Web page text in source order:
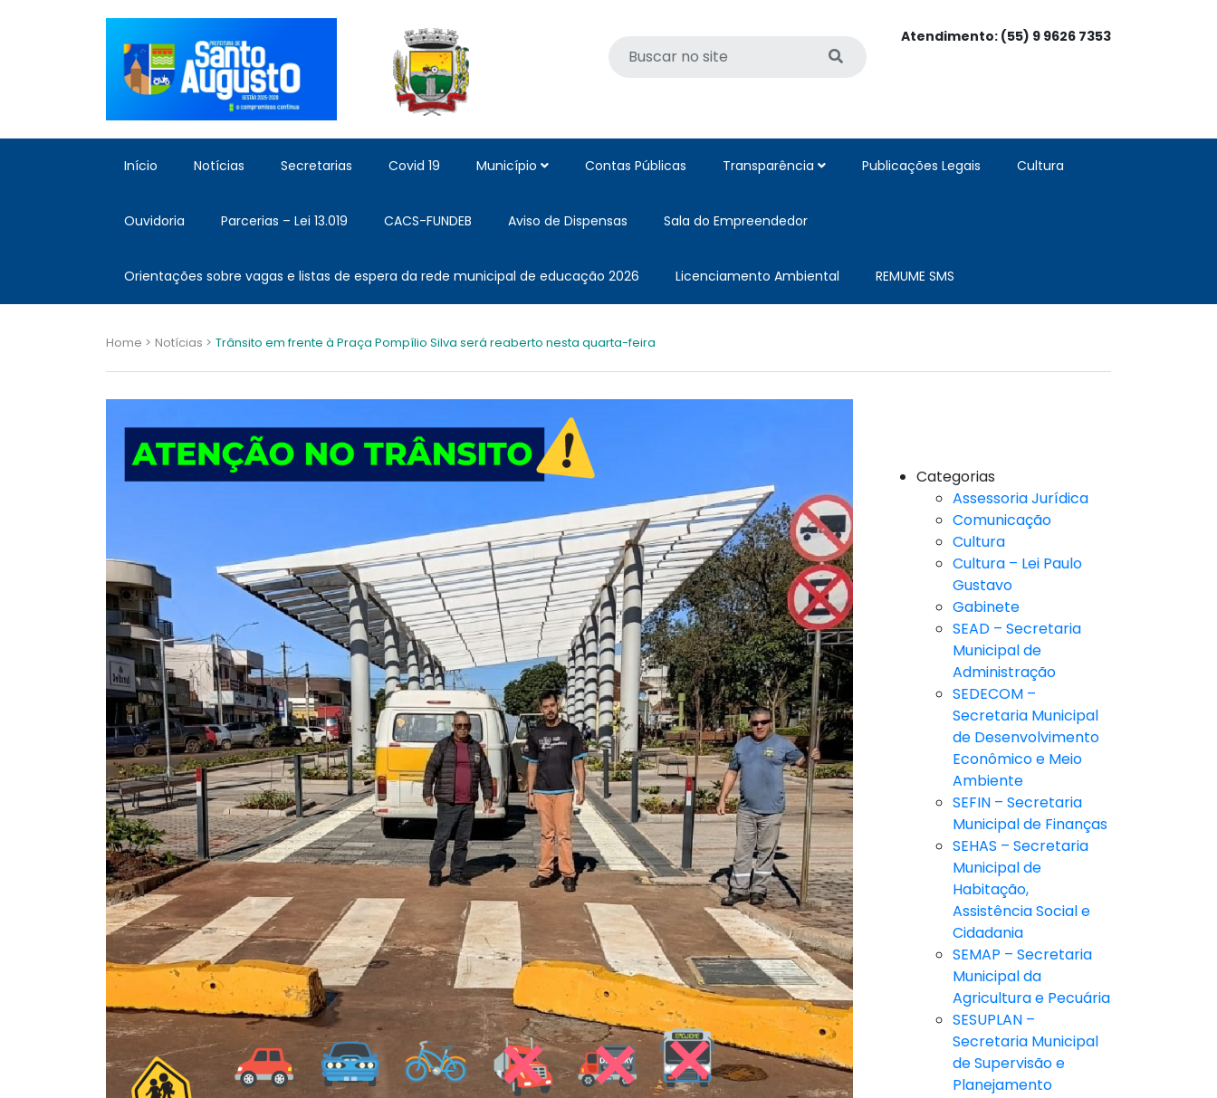
Atendimento: (55) 9 9626 7353
Início Notícias Secretarias Covid 19 Município Contas Públicas Transparência Publicações Legais Cultura
Ouvidoria Parcerias – Lei 13.019 CACS-FUNDEB Aviso de Dispensas Sala do Empreendedor
Orientações sobre vagas e listas de espera da rede municipal de educação 2026 Licenciamento Ambiental REMUME SMS
Home > Notícias > Trânsito em frente à Praça Pompílio Silva será reaberto nesta quarta-feira
Categorias
Assessoria Jurídica
Comunicação
Cultura
Cultura – Lei Paulo
Gustavo
Gabinete
SEAD – Secretaria
Municipal de
Administração
SEDECOM –
Secretaria Municipal
de Desenvolvimento
Econômico e Meio
Ambiente
SEFIN – Secretaria
Municipal de Finanças
SEHAS – Secretaria
Municipal de
Habitação,
Assistência Social e
Cidadania
SEMAP – Secretaria
Municipal da
Agricultura e Pecuária
SESUPLAN –
Secretaria Municipal
de Supervisão e
Planejamento